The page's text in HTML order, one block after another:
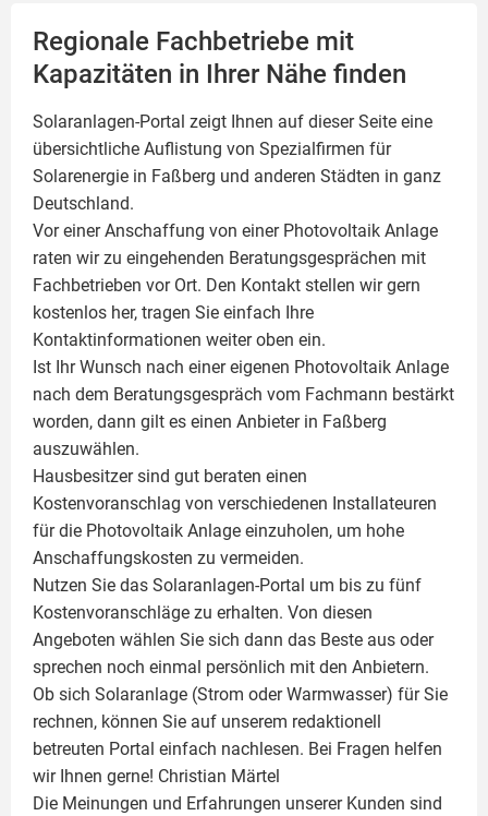
Regionale Fachbetriebe mit
Kapazitäten in Ihrer Nähe finden
Solaranlagen-Portal zeigt Ihnen auf dieser Seite eine
übersichtliche Auflistung von Spezialfirmen für
Solarenergie in Faßberg und anderen Städten in ganz
Deutschland.
Vor einer Anschaffung von einer Photovoltaik Anlage
raten wir zu eingehenden Beratungsgesprächen mit
Fachbetrieben vor Ort. Den Kontakt stellen wir gern
kostenlos her, tragen Sie einfach Ihre
Kontaktinformationen weiter oben ein.
Ist Ihr Wunsch nach einer eigenen Photovoltaik Anlage
nach dem Beratungsgespräch vom Fachmann bestärkt
worden, dann gilt es einen Anbieter in Faßberg
auszuwählen.
Hausbesitzer sind gut beraten einen
Kostenvoranschlag von verschiedenen Installateuren
für die Photovoltaik Anlage einzuholen, um hohe
Anschaffungskosten zu vermeiden.
Nutzen Sie das Solaranlagen-Portal um bis zu fünf
Kostenvoranschläge zu erhalten. Von diesen
Angeboten wählen Sie sich dann das Beste aus oder
sprechen noch einmal persönlich mit den Anbietern.
Ob sich Solaranlage (Strom oder Warmwasser) für Sie
rechnen, können Sie auf unserem redaktionell
betreuten Portal einfach nachlesen. Bei Fragen helfen
wir Ihnen gerne! Christian Märtel
Die Meinungen und Erfahrungen unserer Kunden sind